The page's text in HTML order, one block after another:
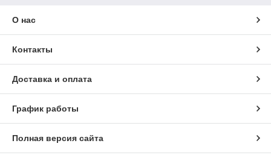
О нас
Контакты
Доставка и оплата
График работы
Полная версия сайта